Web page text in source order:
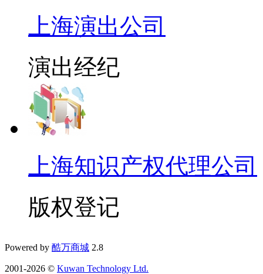
上海演出公司
演出经纪
上海知识产权代理公司
版权登记
Powered by 酷万商城 2.8
2001-2026 © Kuwan Technology Ltd.